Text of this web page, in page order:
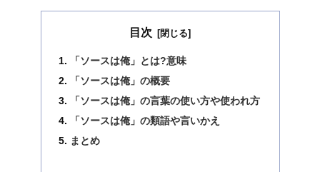
目次
「ソースは俺」とは?意味
「ソースは俺」の概要
「ソースは俺」の言葉の使い方や使われ方
「ソースは俺」の類語や言いかえ
まとめ